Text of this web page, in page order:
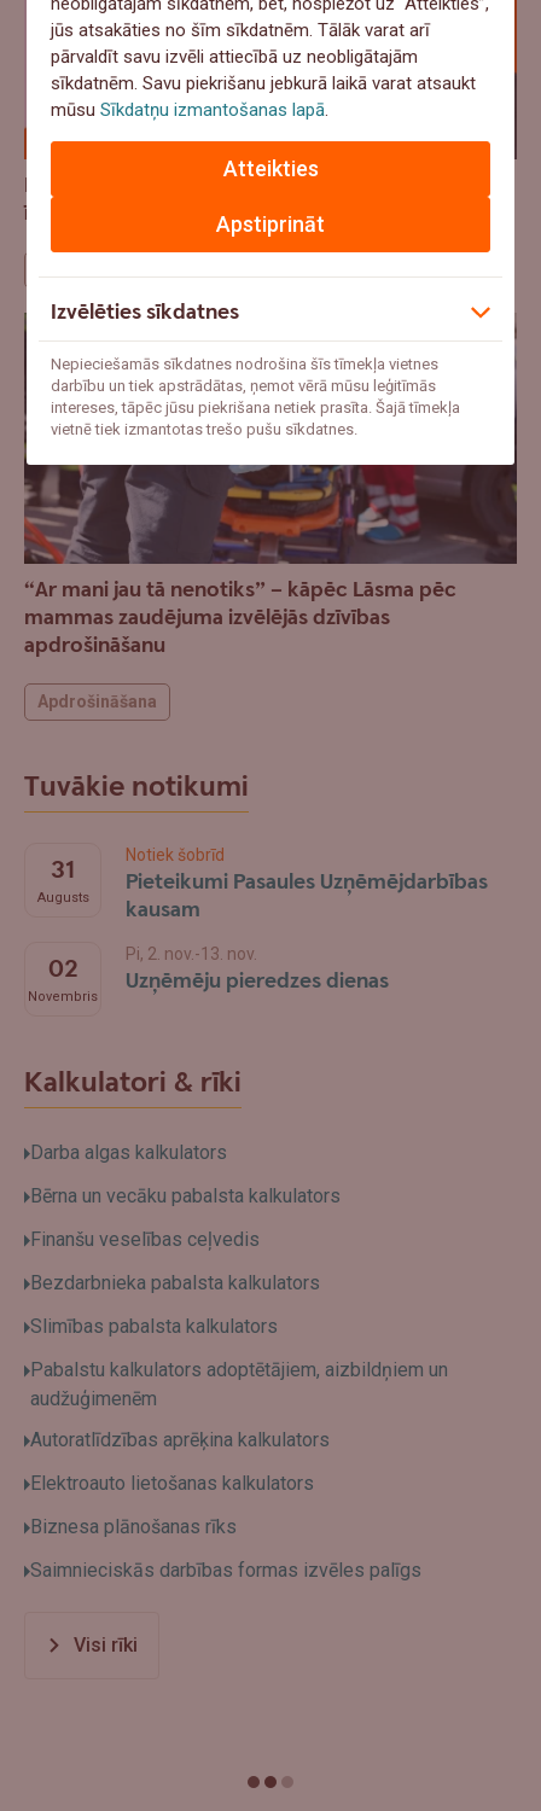
Dārzs kā vēl viena istaba: cik tas maksā un kad ir
īstais laiks sākt?
“Ar mani jau tā nenotiks” – kāpēc Lāsma pēc
mammas zaudējuma izvēlējās dzīvības
apdrošināšanu
Apdrošināšana
Tuvākie notikumi
31
Augusts
Notiek šobrīd
Pieteikumi Pasaules Uzņēmējdarbības
kausam
02
Novembris
Pi, 2. nov.-13. nov.
Uzņēmēju pieredzes dienas
Kalkulatori & rīki
Darba algas kalkulators
Bērna un vecāku pabalsta kalkulators
Finanšu veselības ceļvedis
Bezdarbnieka pabalsta kalkulators
Slimības pabalsta kalkulators
Pabalstu kalkulators adoptētājiem, aizbildņiem un
audžuģimenēm
Autoratlīdzības aprēķina kalkulators
Elektroauto lietošanas kalkulators
Biznesa plānošanas rīks
Saimnieciskās darbības formas izvēles palīgs
Visi rīki
jūs atsakāties no šīm sīkdatnēm. Tālāk varat arī
pārvaldīt savu izvēli attiecībā uz neobligātajām
sīkdatnēm. Savu piekrišanu jebkurā laikā varat atsaukt
mūsuSīkdatņu izmantošanas lapā
Apstiprināt
Atteikties
Izvēlēties sīkdatnes
Nepieciešamās sīkdatnes nodrošina šīs tīmekļa vietnes
darbību un tiek apstrādātas, ņemot vērā mūsu leģitīmās
intereses, tāpēc jūsu piekrišana netiek prasīta. Šajā tīmekļa
vietnē tiek izmantotas trešo pušu sīkdatnes.